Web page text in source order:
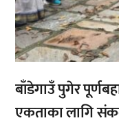
बाँडेगाउँ पुगेर
एकताका लागि